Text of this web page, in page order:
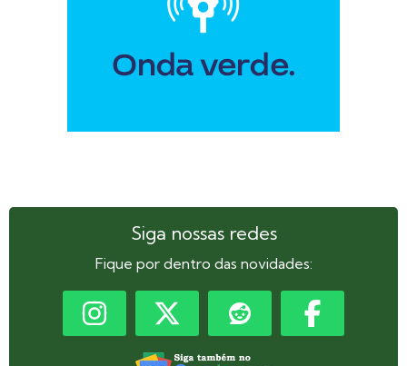
Siga nossas redes
Fique por dentro das novidades: